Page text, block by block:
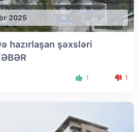
2025
hazırlaşan şəxsləri
1 1